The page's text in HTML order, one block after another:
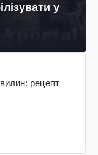
у
рецепт